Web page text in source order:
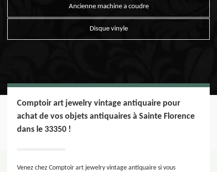
Ancienne machine a coudre
Disque vinyle
Comptoir art jewelry vintage antiquaire pour
achat de vos objets antiquaires à Sainte Florence
dans le 33350 !
Venez chez Comptoir art jewelry vintage antiquaire si vous